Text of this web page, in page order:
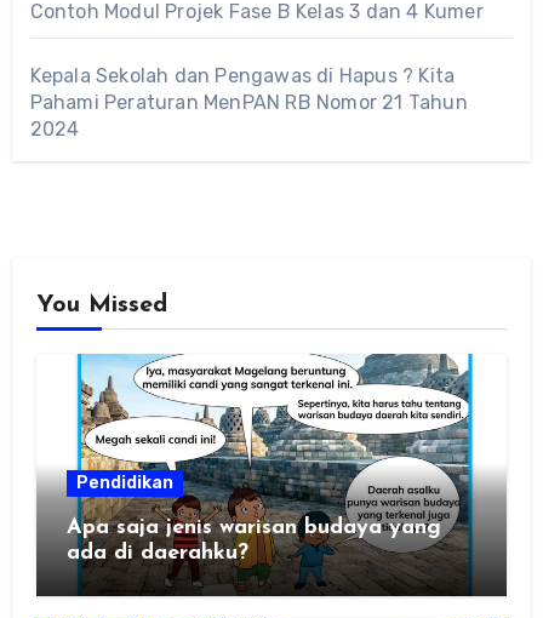
Contoh Modul Projek Fase B Kelas 3 dan 4 Kumer
Kepala Sekolah dan Pengawas di Hapus ? Kita
Pahami Peraturan MenPAN RB Nomor 21 Tahun
2024
You Missed
Pendidikan
Apa saja jenis warisan budaya yang
ada di daerahku?